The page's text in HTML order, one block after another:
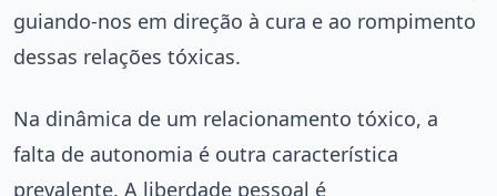
guiando-nos em direção à cura e ao rompimento
dessas relações tóxicas.
Na dinâmica de um relacionamento tóxico, a
falta de autonomia é outra característica
prevalente. A liberdade pessoal é